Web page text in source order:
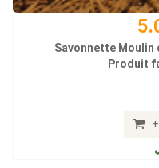
Savonnette Moulin
Produit
+